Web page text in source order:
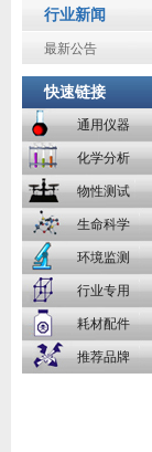
行业新闻
最新公告
快速链接
通用仪器
化学分析
物性测试
生命科学
环境监测
行业专用
耗材配件
推荐品牌